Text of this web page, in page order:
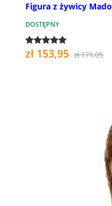
Figura z żywicy
DOSTĘPNY
zł 153,95 zł 171,05